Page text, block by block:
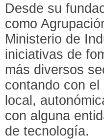
Desde su
como
Ministerio de
iniciativas de
más diversos
contando con
local,
con alguna
de tecnología.